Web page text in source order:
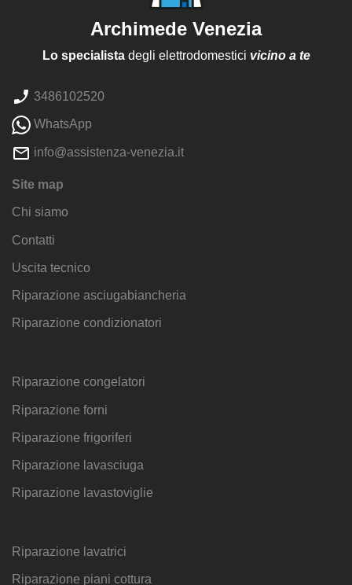
Archimede Venezia
Lo specialistadegli elettrodomestici vicino a te
3486102520
WhatsApp
info@assistenza-venezia.it
Site map
Chi siamo
Contatti
Uscita tecnico
Riparazione asciugabiancheria
Riparazione condizionatori
Riparazione congelatori
Riparazione forni
Riparazione frigoriferi
Riparazione lavasciuga
Riparazione lavastoviglie
Riparazione lavatrici
Riparazione piani cottura